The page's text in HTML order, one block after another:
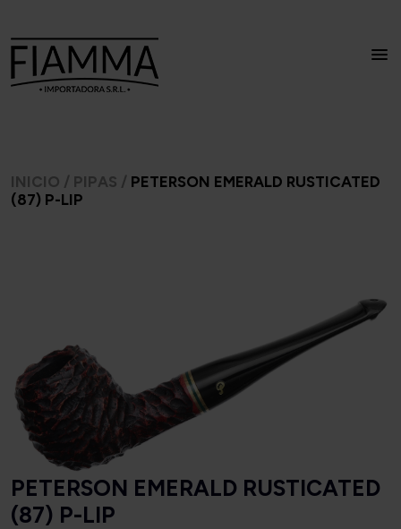
INICIO / PIPAS / PETERSON EMERALD RUSTICATED
(87) P-LIP
PETERSON EMERALD RUSTICATED
(87) P-LIP